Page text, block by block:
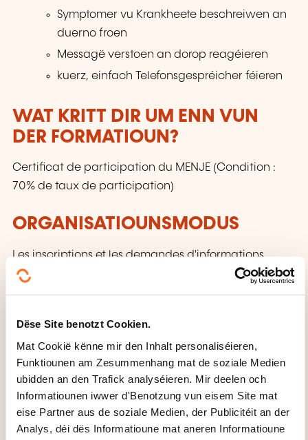
Dëse Site benotzt Cookien.
Mat Cookië kënne mir den Inhalt personaliséieren,
Funktiounen am Zesummenhang mat de soziale Medien
ubidden an den Trafick analyséieren. Mir deelen och
Informatiounen iwwer d'Benotzung vun eisem Site mat
eise Partner aus de soziale Medien, der Publicitéit an der
Analys, déi dës Informatioune mat aneren Informatioune
Symptomer vu Krankheete beschreiwen an
duerno froen
Messagë verstoen an dorop reagéieren
kuerz, einfach Telefonsgespréicher féieren
WAT KRITT DIR UM ENN VUN
DER FORMATIOUN?
Certificat de participation du MENJE (Condition :
70% de taux de participation)
ORGANISATIOUNSMODUS
Les inscriptions et les demandes d'informations
s'effectuent directement auprès de l'organisateur qui
délivre la formation.
CECRL - NIVEAU A2: VU WAT
SCHWÄTZE MIR?
Jiddereen, deen dëse Niveau erreecht huet:
Kann eenzel Sätz an oft benotzten Ausdréck
verstoen, déi mat direkte Prioritéitsberäicher ze